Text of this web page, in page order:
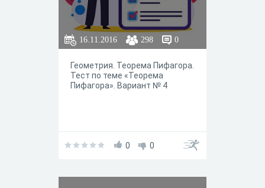
16.11.2016 298 0
Геометрия. Теорема Пифагора.
Тест по теме «Теорема
Пифагора». Вариант № 4
0 0